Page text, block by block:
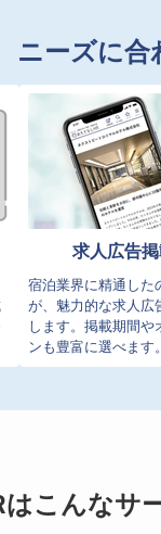
ニーズに合
求人広告
宿泊業界に精通した
が、魅力的な求人広
します。掲載期間や
ンも豊富に選べます。
はこんなサ